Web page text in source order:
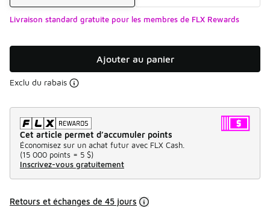
Livraison standard gratuite pour les membres de FLX Rewards
Ajouter au panier
Exclu du rabais
Cet article permet d’accumuler points
Économisez sur un achat futur avec FLX Cash.
(15 000 points = 5 $)
Inscrivez-vous gratuitement
Retours et échanges de 45 jours